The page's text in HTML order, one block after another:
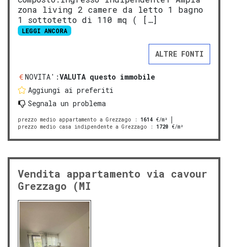
zona living 2 camere da letto 1 bagno
1 sottotetto di 110 mq ( […]
LEGGI ANCORA
ALTRE FONTI
NOVITA':VALUTA questo immobile
Aggiungi ai preferiti
Segnala un problema
prezzo medio appartamento a Grezzago : 1614 €/m²
prezzo medio casa indipendente a Grezzago : 1720 €/m²
Vendita appartamento via cavour
Grezzago (MI